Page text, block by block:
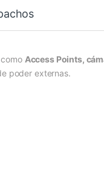
Access Points,
poder externas.